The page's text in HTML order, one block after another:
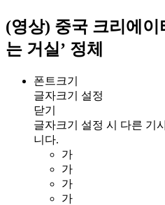
(영상) 중국 크리에이
는 거실’ 정체
폰트크기
글자크기 설정
닫기
글자크기 설정 시 다른 기
니다.
가
가
가
가